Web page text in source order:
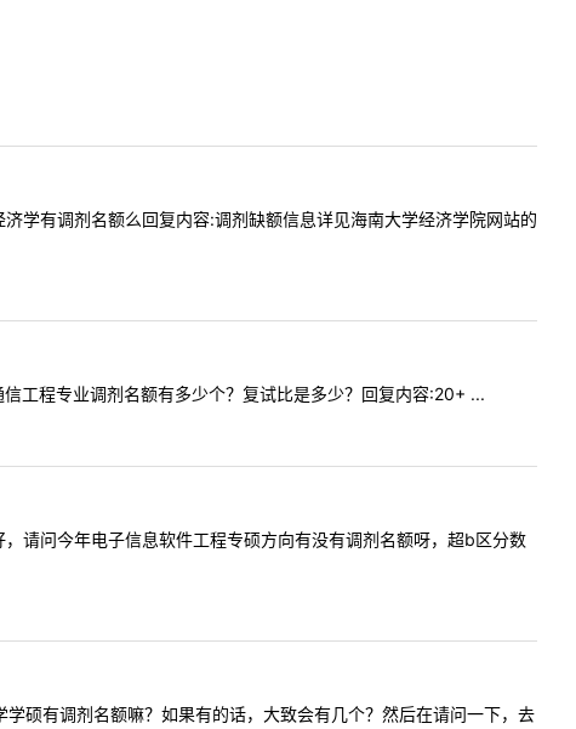
有调剂名额么回复内容:调剂缺额信息详见海南大学经济学院网站的
工程专业调剂名额有多少个？复试比是多少？回复内容:20+ ...
问今年电子信息软件工程专硕方向有没有调剂名额呀，超b区分数
硕有调剂名额嘛？如果有的话，大致会有几个？然后在请问一下，去